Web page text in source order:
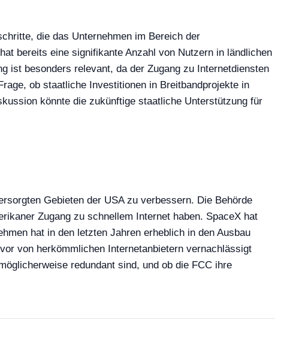
die das Unternehmen im Bereich der
bereits eine signifikante Anzahl von Nutzern in ländlichen
ist besonders relevant, da der Zugang zu Internetdiensten
ob staatliche Investitionen in Breitbandprojekte in
könnte die zukünftige staatliche Unterstützung für
Gebieten der USA zu verbessern. Die Behörde
Zugang zu schnellem Internet haben. SpaceX hat
hat in den letzten Jahren erheblich in den Ausbau
von herkömmlichen Internetanbietern vernachlässigt
redundant sind, und ob die FCC ihre